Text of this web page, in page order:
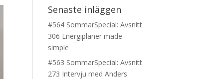
Senaste inläggen
#564 SommarSpecial: Avsnitt
306 Energiplaner made
simple
#563 SommarSpecial: Avsnitt
273 Intervju med Anders